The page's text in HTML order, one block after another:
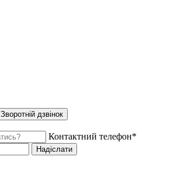
Зворотній дзвінок
Контактний телефон*
Надіслати